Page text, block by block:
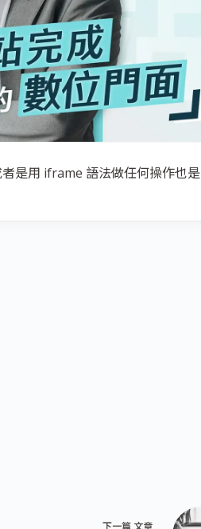
是用 iframe 語法做任何操作也是
下一篇 文章